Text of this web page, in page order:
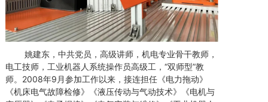
姚建东，中共党员，高级讲师，机电专业骨干教师，
电工技师，工业机器人系统操作员高级工，“双师型”教
师。2008年9月参加工作以来，接连担任《电力拖动》
《机床电气故障检修》《液压传动与气动技术》《电机与